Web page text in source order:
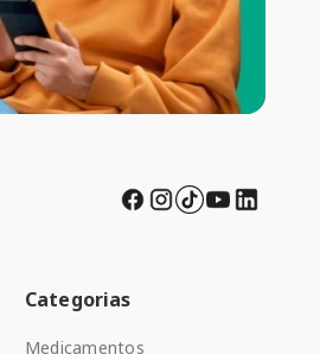
Categorias
Medicamentos